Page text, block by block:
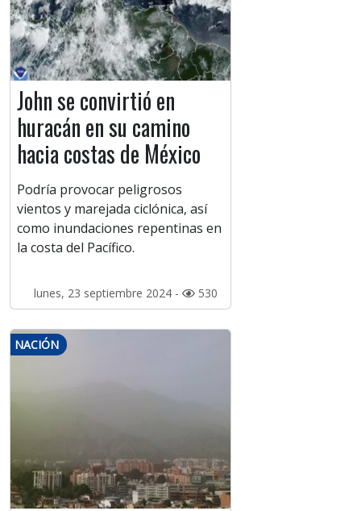
John se convirtió en
huracán en su camino
hacia costas de México
Podría provocar peligrosos
vientos y marejada ciclónica, así
como inundaciones repentinas en
la costa del Pacífico.
lunes, 23 septiembre 2024 - 530
NACIÓN